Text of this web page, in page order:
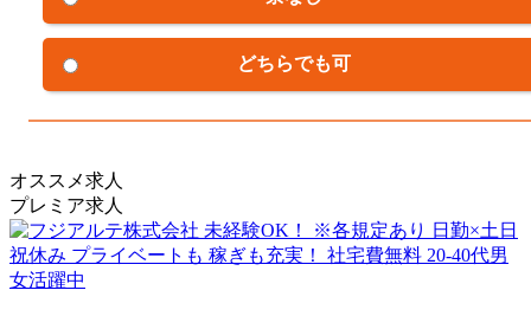
どちらでも可
オススメ求人
プレミア求人